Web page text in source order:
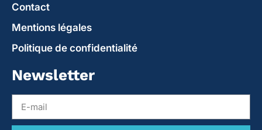
Contact
Mentions légales
Politique de confidentialité
Newsletter